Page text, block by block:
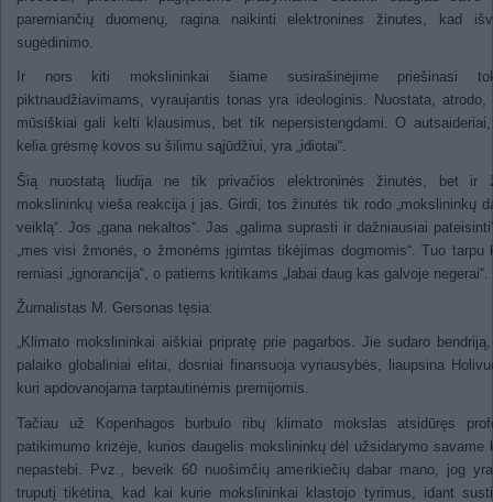
paremiančių duomenų, ragina naikinti elektronines žinutes, kad
sugėdinimo.
Ir nors kiti mokslininkai šiame susirašinėjime priešinasi
piktnaudžiavimams, vyraujantis tonas yra ideologinis. Nuostata, atrodo,
mūsiškiai gali kelti klausimus, bet tik nepersistengdami. O
kelia grėsmę kovos su šilimu sąjūdžiui, yra „idiotai“.
Šią nuostatą liudija ne tik privačios elektroninės žinutės, bet ir
mokslininkų vieša reakcija į jas. Girdi, tos žinutės tik rodo „mokslininkų
veiklą“. Jos „gana nekaltos“. Jas „galima suprasti ir dažniausiai
„mes visi žmonės, o žmonėms įgimtas tikėjimas dogmomis“. Tuo tarpu
remiasi „ignorancija“, o patiems kritikams „labai daug kas galvoje negerai“.
Žurnalistas M. Gersonas tęsia:
„Klimato mokslininkai aiškiai pripratę prie pagarbos. Jie sudaro
palaiko globaliniai elitai, dosniai finansuoja vyriausybės, liaupsina
kuri apdovanojama tarptautinėmis premijomis.
Tačiau už Kopenhagos burbulo ribų klimato mokslas atsidūręs
patikimumo krizėje, kurios daugelis mokslininkų dėl užsidarymo savame
nepastebi. Pvz., beveik 60 nuošimčių amerikiečių dabar mano, jog
truputį tikėtina, kad kai kurie mokslininkai klastojo tyrimus, idant